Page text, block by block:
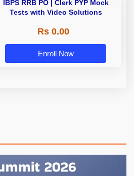
IBPS RRB PO | Clerk PYP Mock
Tests with Video Solutions
Rs 0.00
Enroll Now